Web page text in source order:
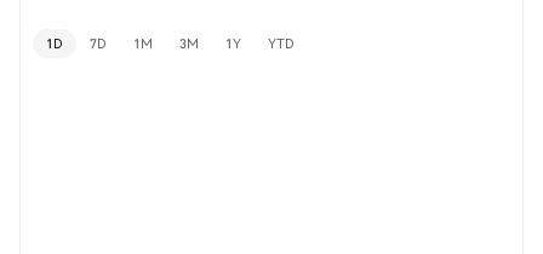
1D 7D 1M 3M 1Y YTD